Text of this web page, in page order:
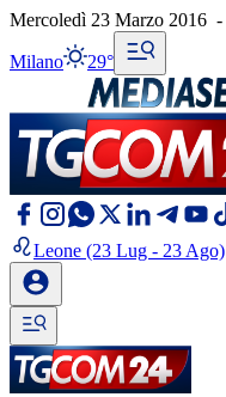
Mercoledì 23 Marzo 2016 -
Milano 29°
Leone (23 Lug - 23 Ago)